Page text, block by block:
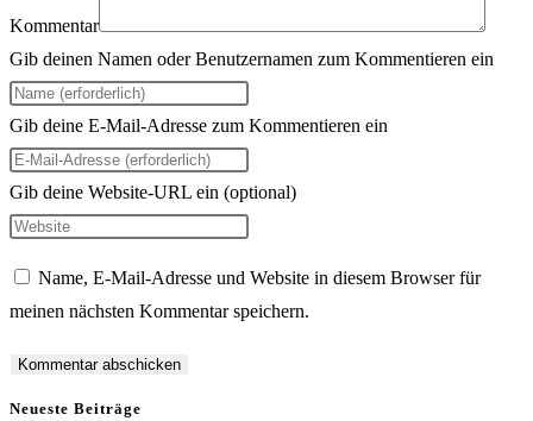
Kommentar
Gib deinen Namen oder Benutzernamen zum Kommentieren ein
Gib deine E-Mail-Adresse zum Kommentieren ein
Gib deine Website-URL ein (optional)
Name, E-Mail-Adresse und Website in diesem Browser für
meinen nächsten Kommentar speichern.
Neueste Beiträge